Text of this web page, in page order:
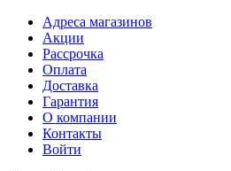
Адреса магазинов
Акции
Рассрочка
Оплата
Доставка
Гарантия
О компании
Контакты
Войти